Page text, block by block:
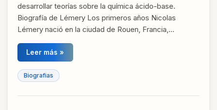
desarrollar teorías sobre la química ácido-base.
Biografía de Lémery Los primeros años Nicolas
Lémery nació en la ciudad de Rouen, Francia,…
Leer más »
Biografias